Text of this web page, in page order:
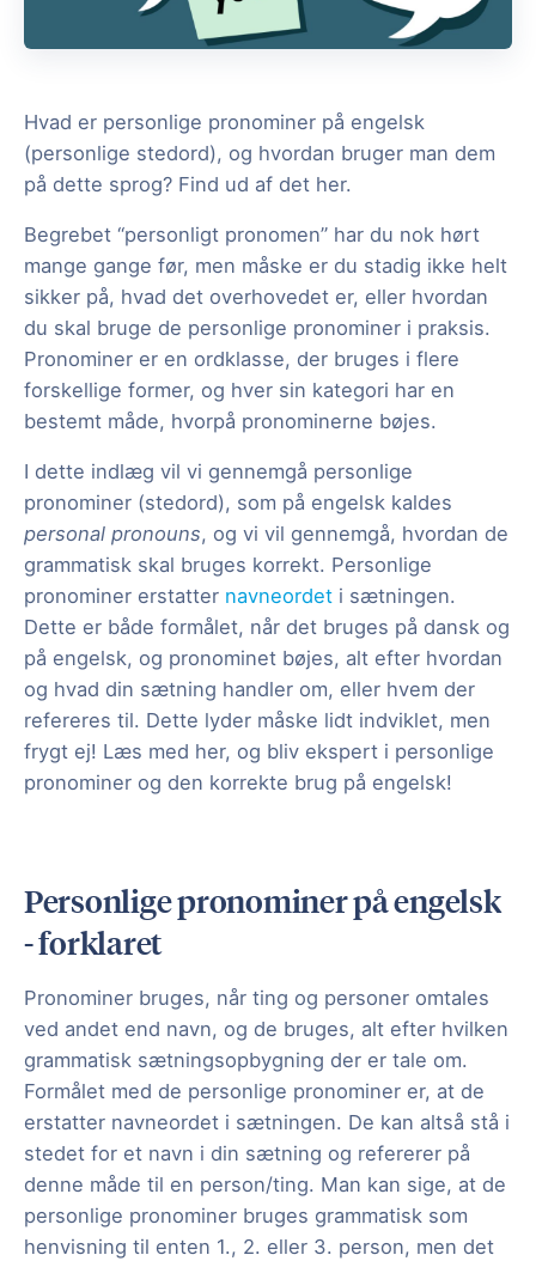
Hvad er personlige pronominer på engelsk
(personlige stedord), og hvordan bruger man dem
på dette sprog? Find ud af det her.
Begrebet “personligt pronomen” har du nok hørt
mange gange før, men måske er du stadig ikke helt
sikker på, hvad det overhovedet er, eller hvordan
du skal bruge de personlige pronominer i praksis.
Pronominer er en ordklasse, der bruges i flere
forskellige former, og hver sin kategori har en
bestemt måde, hvorpå pronominerne bøjes.
I dette indlæg vil vi gennemgå personlige
pronominer (stedord), som på engelsk kaldes
personal pronouns, og vi vil gennemgå, hvordan de
grammatisk skal bruges korrekt. Personlige
pronominer erstatter navneordet i sætningen.
Dette er både formålet, når det bruges på dansk og
på engelsk, og pronominet bøjes, alt efter hvordan
og hvad din sætning handler om, eller hvem der
refereres til. Dette lyder måske lidt indviklet, men
frygt ej! Læs med her, og bliv ekspert i personlige
pronominer og den korrekte brug på engelsk!
Personlige pronominer på engelsk
- forklaret
Pronominer bruges, når ting og personer omtales
ved andet end navn, og de bruges, alt efter hvilken
grammatisk sætningsopbygning der er tale om.
Formålet med de personlige pronominer er, at de
erstatter navneordet i sætningen. De kan altså stå i
stedet for et navn i din sætning og refererer på
denne måde til en person/ting. Man kan sige, at de
personlige pronominer bruges grammatisk som
henvisning til enten 1., 2. eller 3. person, men det